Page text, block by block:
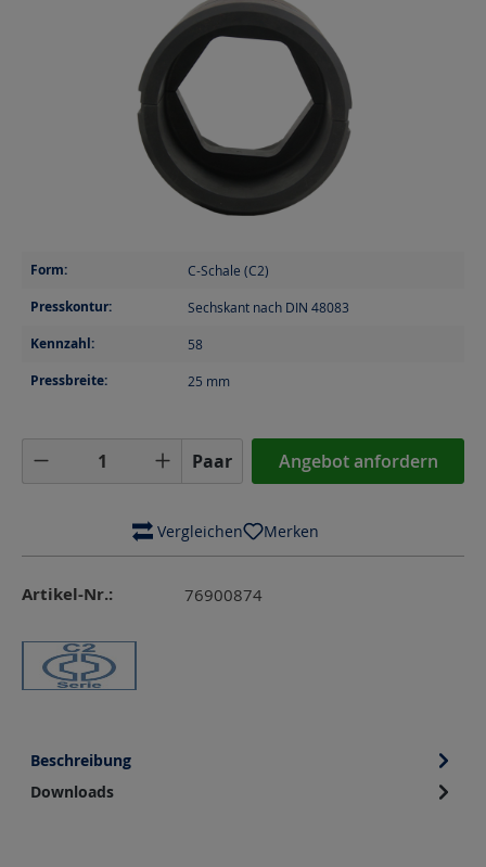
Form: C-Schale (C2)
Presskontur: Sechskant nach DIN 48083
Kennzahl: 58
Pressbreite: 25 mm
Produkt Anzahl: Gib den gewünschten
Paar Angebot anfordern
Vergleichen Merken
Artikel-Nr.: 76900874
Beschreibung
Downloads